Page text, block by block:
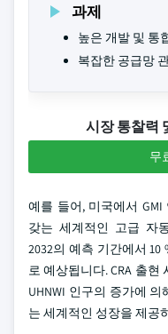
과제
높은 개발 및 통
복잡한 공급망
시장 통찰력
무
예를 들어, 미국에서
갖는 세계적인 고급 자
2032의 예측 기간에서
로 예상됩니다. CRA 출
UHNWI 인구의 증가에
는 세계적인 성장을 제공